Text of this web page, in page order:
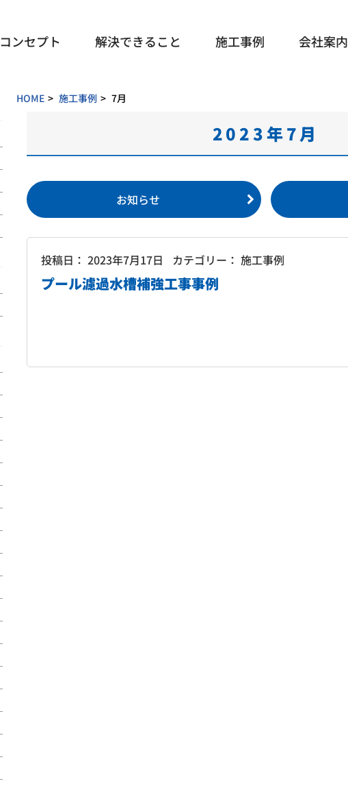
コンセプト 解決できること 施工事例 会社案内
HOME 施工事例 7月
2023年7月
お知らせ
投稿日： 2023年7月17日 カテゴリー： 施工事例
プール濾過水槽補強工事事例